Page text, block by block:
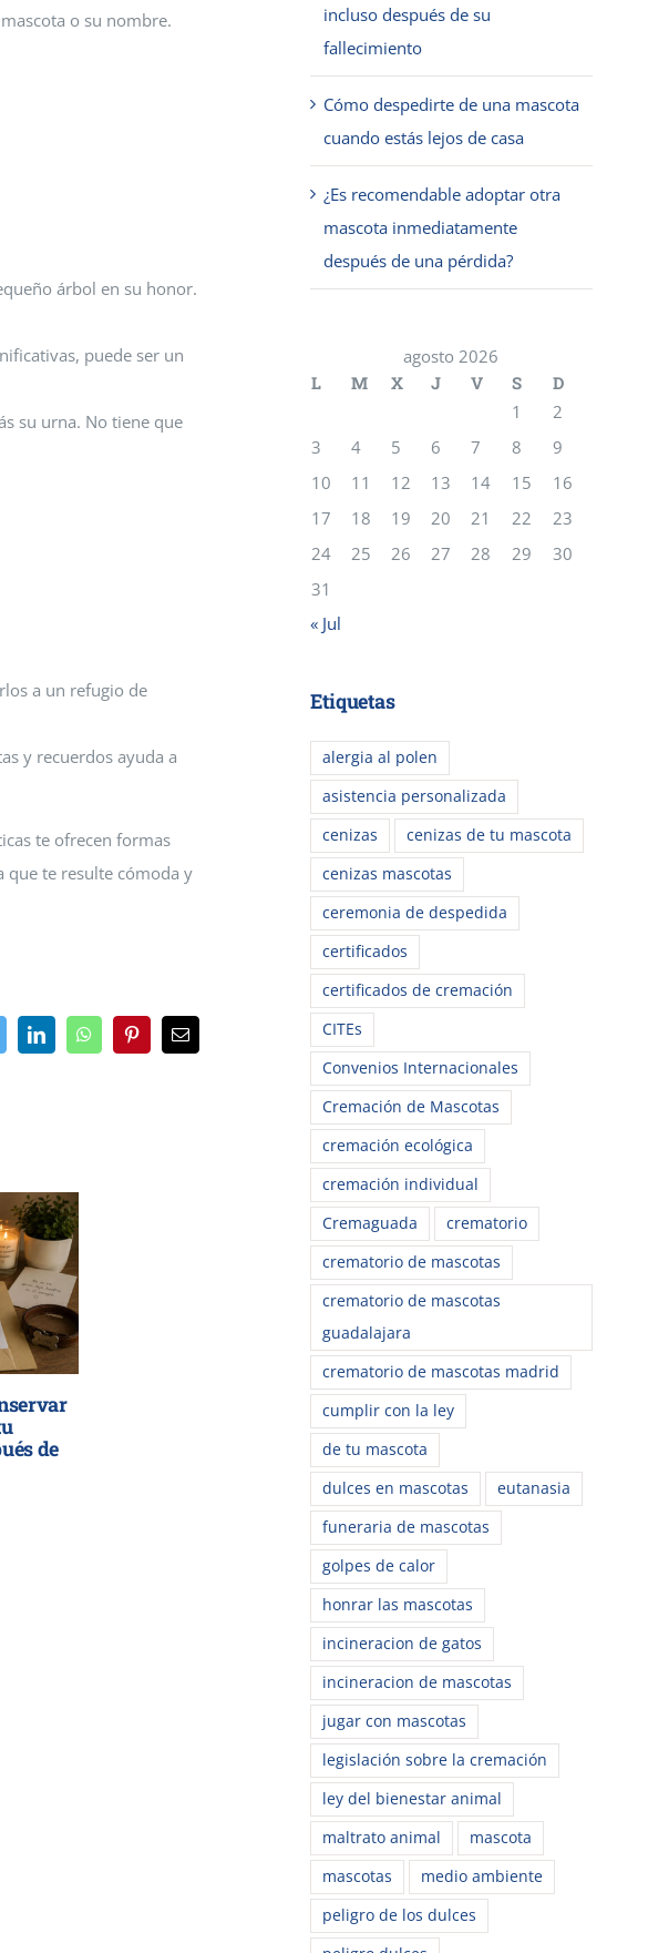
o su nombre.
árbol en su honor.
puede ser un
su urna. No tiene que
a un refugio de
y recuerdos ayuda a
te ofrecen formas
que te resulte cómoda y
LinkedInWhatsAppPinterestCorreo
de
incluso después de su
fallecimiento
Cómo despedirte de una mascota
cuando estás lejos de casa
¿Es recomendable adoptar otra
mascota inmediatamente
después de una pérdida?
agosto 2026
L
M X J V S
D
1
2
3
4 5 6 7 8
9
10
11 12 13 14 15
16
17
18 19 20 21 22
23
24
25 26 27 28 29
30
31
« Jul
Etiquetas
alergia al polen
asistencia personalizada
cenizas
cenizas de tu mascota
cenizas mascotas
ceremonia de despedida
certificados
certificados de cremación
CITEs
Convenios Internacionales
Cremación de Mascotas
cremación ecológica
cremación individual
Cremaguada
crematorio
crematorio de mascotas
crematorio de mascotas
guadalajara
crematorio de mascotas madrid
cumplir con la ley
de tu mascota
dulces en mascotas
eutanasia
funeraria de mascotas
golpes de calor
honrar las mascotas
incineracion de gatos
incineracion de mascotas
jugar con mascotas
legislación sobre la cremación
ley del bienestar animal
maltrato animal
mascota
mascotas
medio ambiente
peligro de los dulces